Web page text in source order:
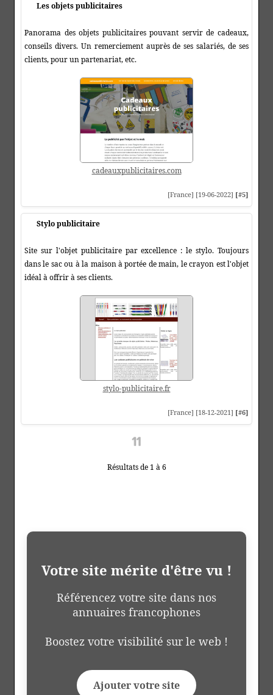
Les objets publicitaires
Panorama des objets publicitaires pouvant servir de cadeaux,
conseils divers. Un remerciement auprès de ses salariés, de ses
clients, pour un partenariat, etc.
cadeauxpublicitaires.com
[France] [19-06-2022] [#5]
Stylo publicitaire
Site sur l'objet publicitaire par excellence : le stylo. Toujours
dans le sac ou à la maison à portée de main, le crayon est l'objet
idéal à offrir à ses clients.
stylo-publicitaire.fr
[France] [18-12-2021] [#6]
Résultats de 1 à 6
Votre site mérite d'être vu !
Référencez votre site dans nos
annuaires francophones
Boostez votre visibilité sur le web !
Ajouter votre site